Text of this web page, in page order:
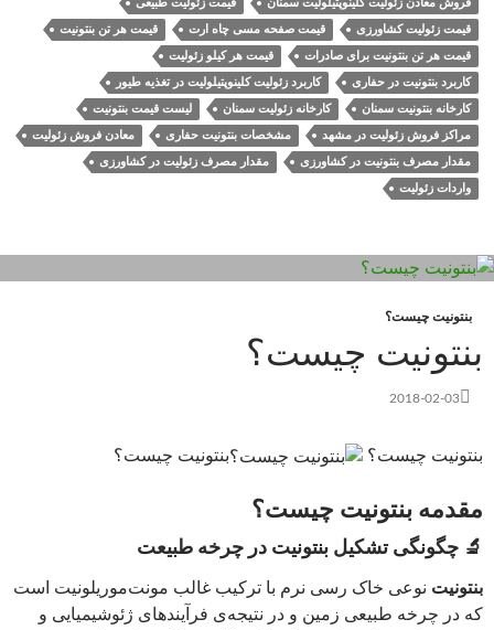
فروش معادن زئولیت کلینوپتیلولیت سمنان قیمت زئولیت طبیعی
قیمت زئولیت کشاورزی قیمت صفحه مسی چاه ارت قیمت هر تن بنتونیت
قیمت هر تن بنتونیت برای صادرات قیمت هر کیلو زئولیت
کاربرد بنتونیت در حفاری کاربرد زئولیت کلینوپتیلولیت در تغذیه طیور
کارخانه بنتونیت سمنان کارخانه زئولیت سمنان لیست قیمت بنتونیت
مراکز فروش زئولیت در مشهد مشخصات بنتونیت حفاری معادن فروش زئولیت
مقدار مصرف بنتونیت در کشاورزی مقدار مصرف زئولیت در کشاورزی
واردات زئولیت
بنتونیت چیست؟
بنتونیت چیست؟
2018-02-03
بنتونیت چیست؟ بنتونیت چیست؟
مقدمه بنتونیت چیست؟
🔬 چگونگی تشکیل بنتونیت در چرخه طبیعت
بنتونیت نوعی خاک رسی نرم با ترکیب غالب مونت‌موریلونیت است
که در چرخه طبیعی زمین و در نتیجه‌ی فرآیندهای ژئوشیمیایی و